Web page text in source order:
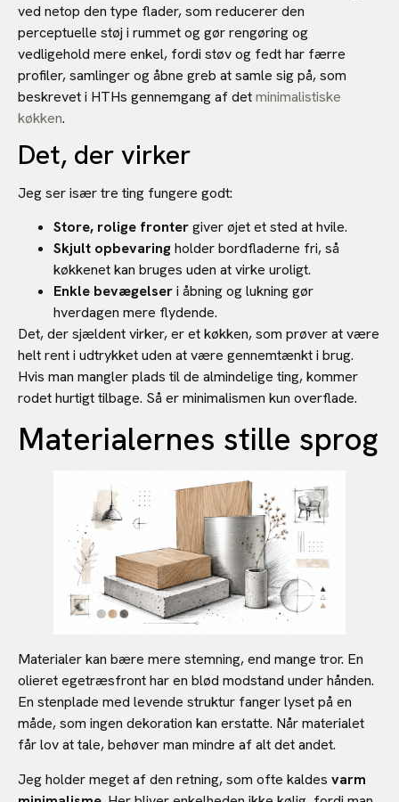
ved netop den type flader, som reducerer den
perceptuelle støj i rummet og gør rengøring og
vedligehold mere enkel, fordi støv og fedt har færre
profiler, samlinger og åbne greb at samle sig på, som
beskrevet i HTHs gennemgang af detminimalistiske
køkken.
Det, der virker
Jeg ser især tre ting fungere godt:
Store, rolige frontergiver øjet et sted at hvile.
Skjult opbevaringholder bordfladerne fri, så
køkkenet kan bruges uden at virke uroligt.
Enkle bevægelseri åbning og lukning gør
hverdagen mere flydende.
Det, der sjældent virker, er et køkken, som prøver at være
helt rent i udtrykket uden at være gennemtænkt i brug.
Hvis man mangler plads til de almindelige ting, kommer
rodet hurtigt tilbage. Så er minimalismen kun overflade.
Materialernes stille sprog
Materialer kan bære mere stemning, end mange tror. En
olieret egetræsfront har en blød modstand under hånden.
En stenplade med levende struktur fanger lyset på en
måde, som ingen dekoration kan erstatte. Når materialet
får lov at tale, behøver man mindre af alt det andet.
Jeg holder meget af den retning, som ofte kaldes varm